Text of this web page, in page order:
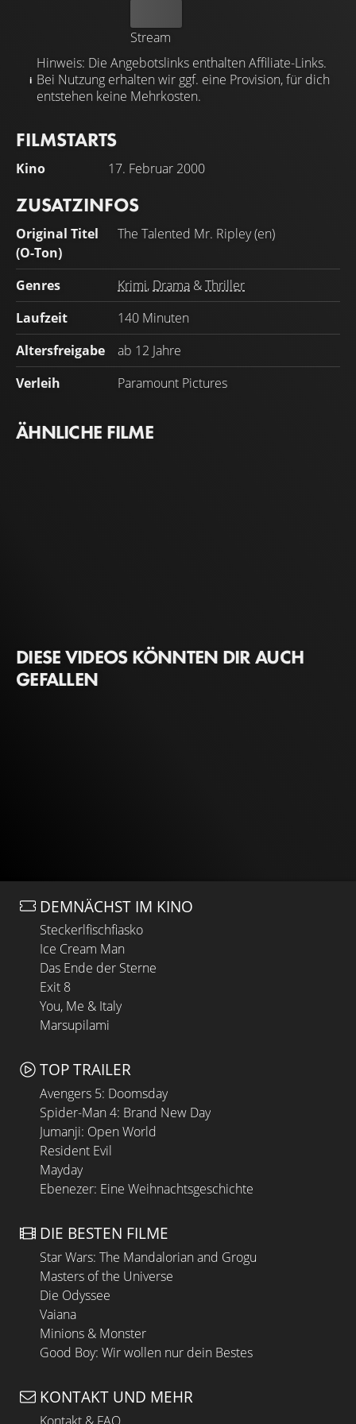
Stream
Hinweis: Die Angebotslinks enthalten Affiliate-Links.
Bei Nutzung erhalten wir ggf. eine Provision, für dich
entstehen keine Mehrkosten.
FILMSTARTS
Kino 17. Februar 2000
ZUSATZINFOS
Original Titel
(O-Ton)
The Talented Mr. Ripley (en)
Genres Krimi, Drama &Thriller
Laufzeit
140 Minuten
Altersfreigabe
ab 12 Jahre
Verleih
Paramount Pictures
ÄHNLICHE FILME
DIESE VIDEOS KÖNNTEN DIR AUCH
GEFALLEN
DEMNÄCHST IM KINO
Steckerlfischfiasko
Ice Cream Man
Das Ende der Sterne
Exit 8
You, Me & Italy
Marsupilami
TOP TRAILER
Avengers 5: Doomsday
Spider-Man 4: Brand New Day
Jumanji: Open World
Resident Evil
Mayday
Ebenezer: Eine Weihnachtsgeschichte
DIE BESTEN FILME
Star Wars: The Mandalorian and Grogu
Masters of the Universe
Die Odyssee
Vaiana
Minions & Monster
Good Boy: Wir wollen nur dein Bestes
KONTAKT UND MEHR
Kontakt & FAQ